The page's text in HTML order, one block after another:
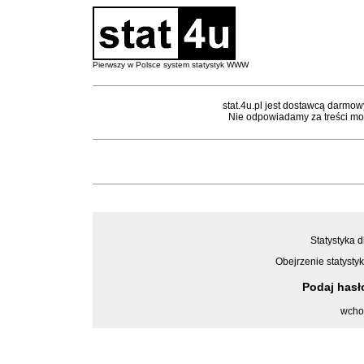
Pierwszy w Polsce system statystyk WWW
stat.4u.pl jest dostawcą
Nie odpowiadamy za treści
Statystyka
Obejrzenie
Podaj